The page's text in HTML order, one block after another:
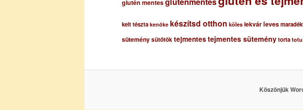
glutén mentes
kelt tészta kenőke készítsd otthon köles lekvárleves
süteménysütőtöktejmentestejmentes süteménytorta totu
Köszönjük